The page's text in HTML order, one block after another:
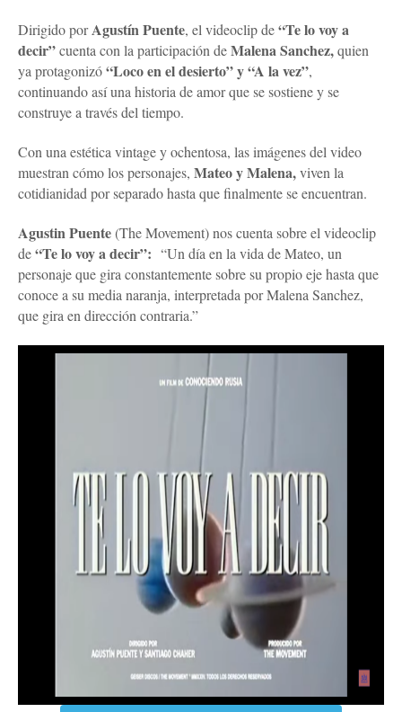
Dirigido porAgustín Puente, el videoclip de“Te lo voy a
decir”cuenta con la participación deMalena Sanchez,quien
ya protagonizó“Loco en el desierto” y “A la vez”,
continuando así una historia de amor que se sostiene y se
construye a través del tiempo.
Con una estética vintage y ochentosa, las imágenes del video
muestran cómo los personajes, Mateo y Malena,viven la
cotidianidad por separado hasta que finalmente se encuentran.
Agustin Puente(The Movement) nos cuenta sobre el videoclip
de“Te lo voy a decir”: “Un día en la vida de Mateo, un
personaje que gira constantemente sobre su propio eje hasta que
conoce a su media naranja, interpretada por Malena Sanchez,
que gira en dirección contraria.”